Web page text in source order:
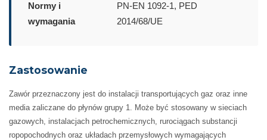
Normy i
wymagania
PN-EN 1092-1, PED
2014/68/UE
Zastosowanie
Zawór przeznaczony jest do instalacji transportujących gaz oraz inne
media zaliczane do płynów grupy 1. Może być stosowany w sieciach
gazowych, instalacjach petrochemicznych, rurociągach substancji
ropopochodnych oraz układach przemysłowych wymagających